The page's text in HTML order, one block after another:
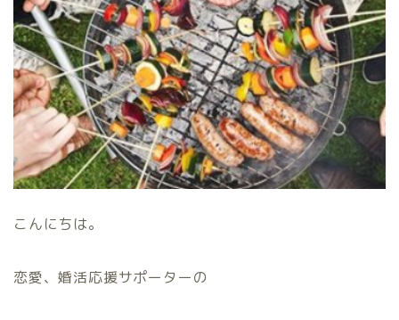
こんにちは。
恋愛、婚活応援サポーターの